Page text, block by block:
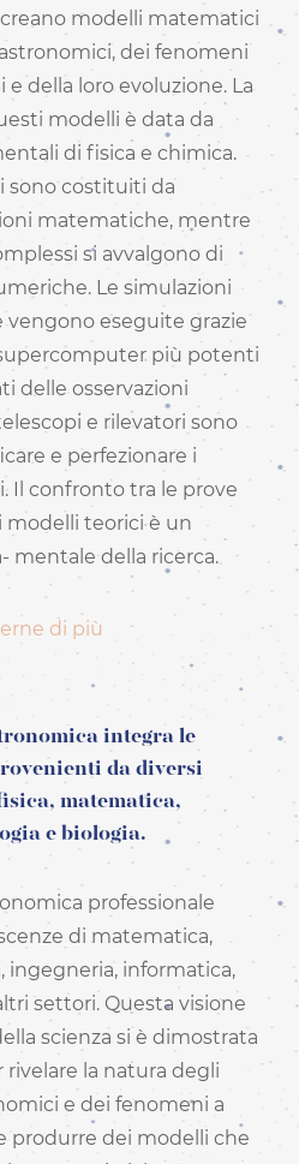
modelli matematici
dei fenomeni
e della loro evoluzione. La
modelli è data da
di fisica e chimica.
sono costituiti da
matematiche, mentre
si avvalgono di
Le simulazioni
vengono eseguite grazie
più potenti
delle osservazioni
e rilevatori sono
e perfezionare i
Il confronto tra le prove
modelli teorici è un
mentale della ricerca.
di più
integra le
da diversi
matematica,
e biologia.
professionale
di matematica,
ingegneria, informatica,
settori. Questa visione
scienza si è dimostrata
rivelare la natura degli
e dei fenomeni a
produrre dei modelli che